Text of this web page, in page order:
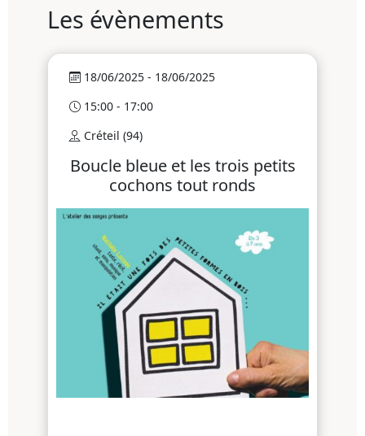
Les évènements
18/06/2025 - 18/06/2025
15:00 - 17:00
Créteil (94)
Boucle bleue et les trois petits
cochons tout ronds